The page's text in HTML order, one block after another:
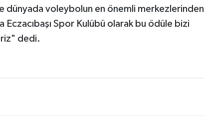
dünyada voleybolun en önemli merkezlerinden
Spor Kulübü olarak bu ödüle bizi
dedi.